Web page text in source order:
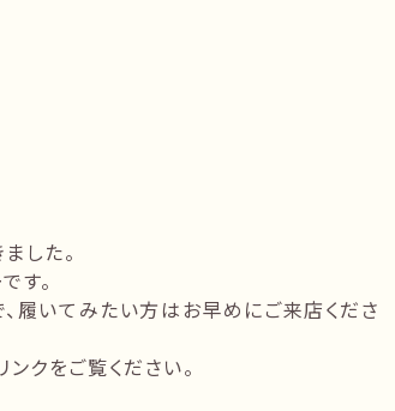
した。
す。
履いてみたい方はお早めにご来店くださ
クをご覧ください。